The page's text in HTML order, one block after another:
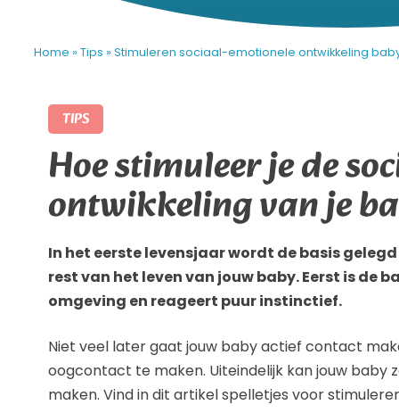
Home » Tips » Stimuleren sociaal-emotionele ontwikkeling
TIPS
Hoe stimuleer je de
ontwikkeling van je
In het eerste levensjaar wordt de basis
rest van het leven van jouw baby. Eerst is de
omgeving en reageert puur instinctief.
Niet veel later gaat jouw baby actief contact
oogcontact te maken. Uiteindelijk kan jouw
maken. Vind in dit artikel spelletjes voor